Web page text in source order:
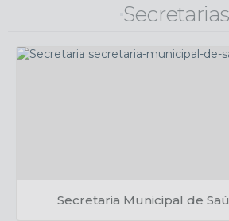
Secretarias
Secretaria Municipal de